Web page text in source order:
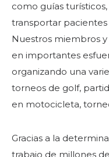
como guías
transportar pacientes
Nuestros miembros
en importantes
organizando una
torneos de golf,
en motocicleta,
Gracias a la
trabajo de millones